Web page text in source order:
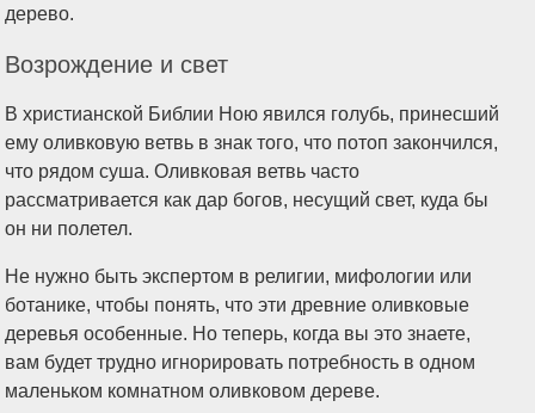
дерево.
Возрождение и свет
В христианской Библии Ною явился голубь, принесший
ему оливковую ветвь в знак того, что потоп закончился,
что рядом суша. Оливковая ветвь часто
рассматривается как дар богов, несущий свет, куда бы
он ни полетел.
Не нужно быть экспертом в религии, мифологии или
ботанике, чтобы понять, что эти древние оливковые
деревья особенные. Но теперь, когда вы это знаете,
вам будет трудно игнорировать потребность в одном
маленьком комнатном оливковом дереве.